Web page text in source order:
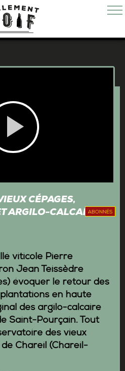
Play
Video
CÉPAGES,
ARGILO-CALCAIREABONNÉS
viticole Pierre
Jean Teissèdre
évoquer le retour des
en haute
des argilo-calcaire
Saint-Pourçain. Tout
des vieux
Chareil (Chareil-